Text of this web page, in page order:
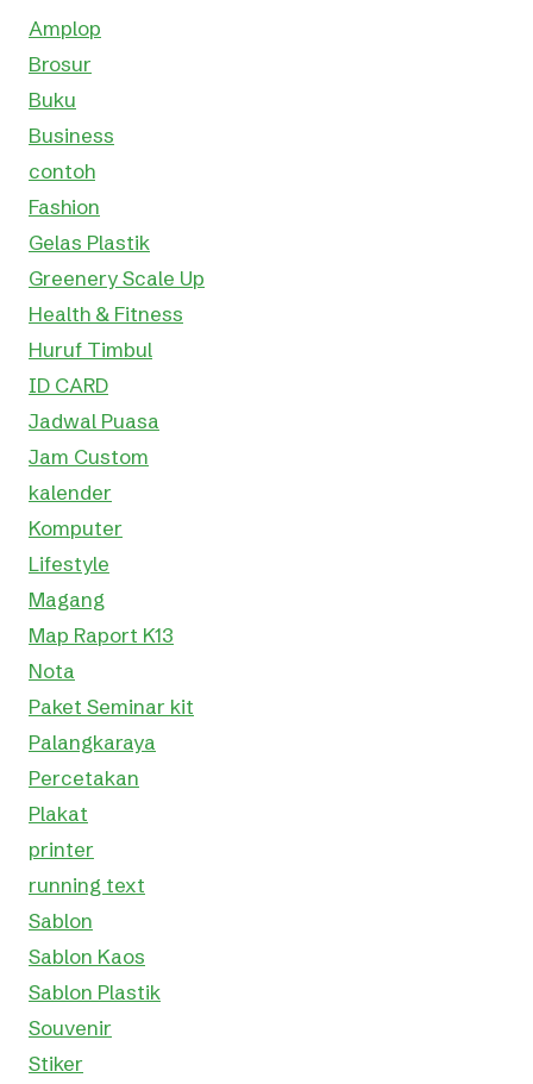
Amplop
Brosur
Buku
Business
contoh
Fashion
Gelas Plastik
Greenery Scale Up
Health & Fitness
Huruf Timbul
ID CARD
Jadwal Puasa
Jam Custom
kalender
Komputer
Lifestyle
Magang
Map Raport K13
Nota
Paket Seminar kit
Palangkaraya
Percetakan
Plakat
printer
running text
Sablon
Sablon Kaos
Sablon Plastik
Souvenir
Stiker